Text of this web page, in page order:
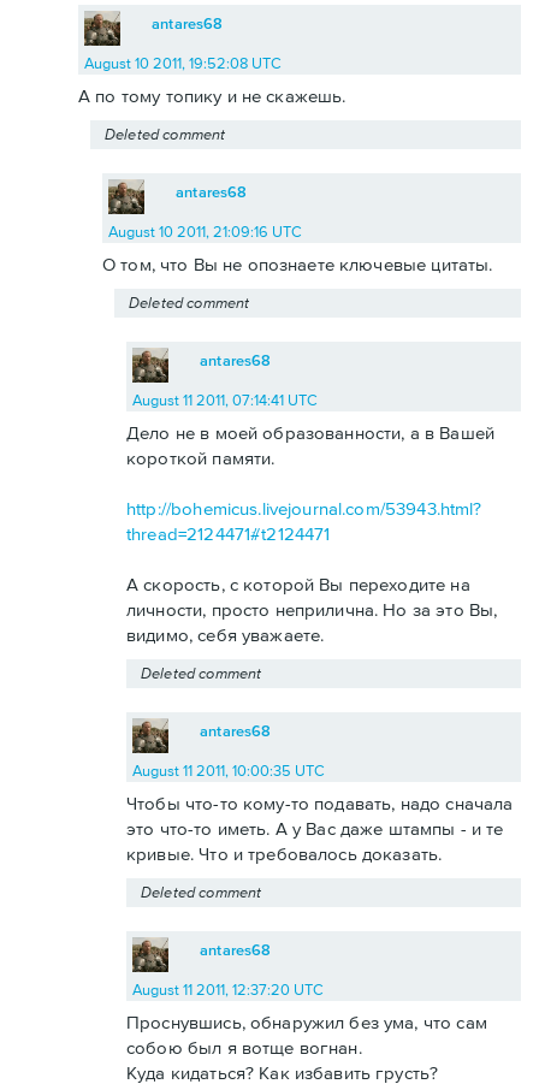
antares68
August 10 2011, 19:52:08 UTC
А по тому топику и не скажешь.
Deleted comment
antares68
August 10 2011, 21:09:16 UTC
О том, что Вы не опознаете ключевые цитаты.
Deleted comment
antares68
August 11 2011, 07:14:41 UTC
Дело не в моей образованности, а в Вашей
короткой памяти.
http://bohemicus.livejournal.com/53943.html?
thread=2124471#t2124471
А скорость, с которой Вы переходите на
личности, просто неприлична. Но за это Вы,
видимо, себя уважаете.
Deleted comment
antares68
August 11 2011, 10:00:35 UTC
Чтобы что-то кому-то подавать, надо сначала
это что-то иметь. А у Вас даже штампы - и те
кривые. Что и требовалось доказать.
Deleted comment
antares68
August 11 2011, 12:37:20 UTC
Проснувшись, обнаружил без ума, что сам
собою был я вотще вогнан.
Куда кидаться? Как избавить грусть?